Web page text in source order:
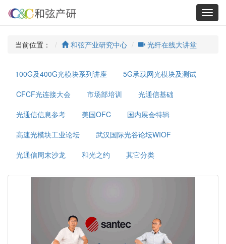
当前位置： 和弦产业研究中心 光纤在线大讲堂
100G及400G光模块系列讲座
5G承载网光模块及测试
CFCF光连接大会
市场部培训
光通信基础
光通信信息参考
美国OFC
国内展会特辑
高速光模块工业论坛
武汉国际光谷论坛WIOF
光通信周末沙龙
和光之约 其它分类